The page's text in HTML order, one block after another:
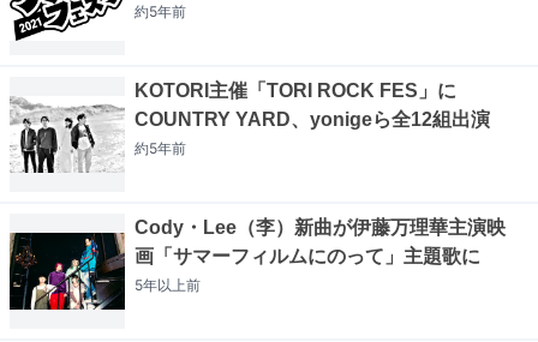
約5年前
KOTORI主催「TORI ROCK FES」に
COUNTRY YARD、yonigeら全12組出演
約5年前
Cody・Lee（李）新曲が伊藤万理華主演映
画「サマーフィルムにのって」主題歌に
5年以上前